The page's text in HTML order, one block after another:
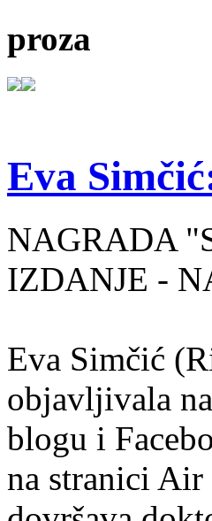
proza
Eva
NAGRADA
IZDANJE -
Eva Simčić
objavljivala
blogu i
na stranici